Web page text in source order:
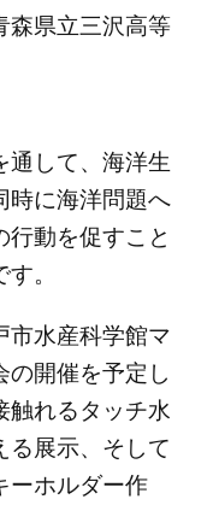
県立三沢高等
して、海洋生
時に海洋問題へ
動を促すこと
。
水産科学館マ
の開催を予定し
触れるタッチ水
展示、そして
ーホルダー作